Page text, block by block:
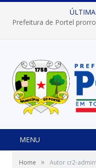
MENU
Home » Autor cr2-